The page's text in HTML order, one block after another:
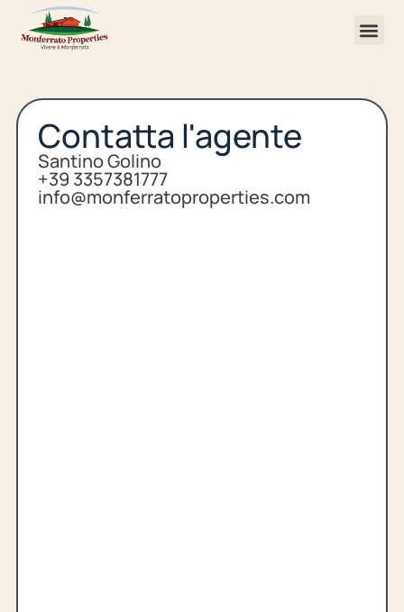
Contatta l'agente
Santino Golino
+39 3357381777
info@monferratoproperties.com